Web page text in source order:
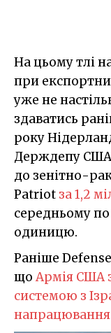
На цьому тлі
при
уже не
здаватись
року
Держдепу США
до зенітно-
Patriot за 1,2
середньому по
одиницю.
Раніше
що Армія США
системою з